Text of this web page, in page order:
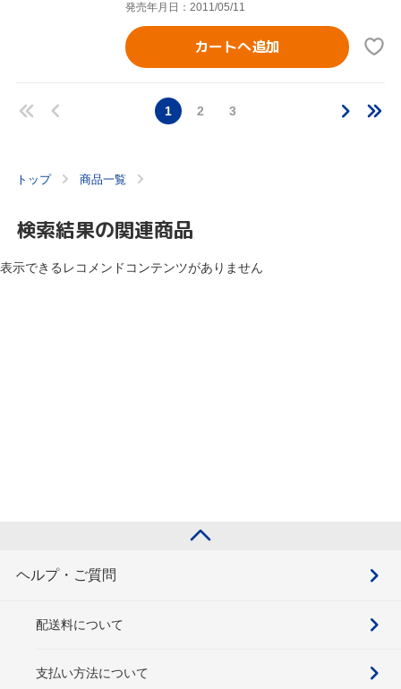
発売年月日：2011/05/11
カートへ追加
1 2 3
トップ 商品一覧
検索結果の関連商品
表示できるレコメンドコンテンツがありません
ヘルプ・ご質問
配送料について
支払い方法について